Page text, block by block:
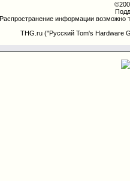
Распространение информации возможно
THG.ru ("Русский Tom's Hardware